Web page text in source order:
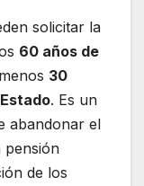
solicitar la
60 años de
30
. Es un
abandonar el
pensión
de los